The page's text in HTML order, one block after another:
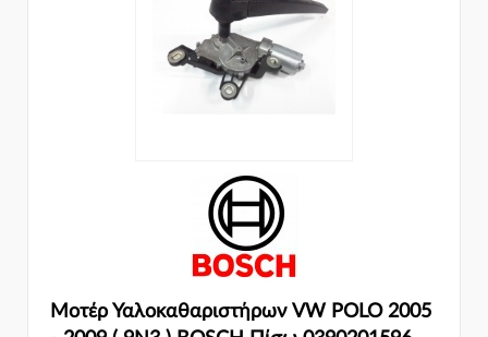
Μοτέρ Υαλοκαθαριστήρων VW POLO 2005